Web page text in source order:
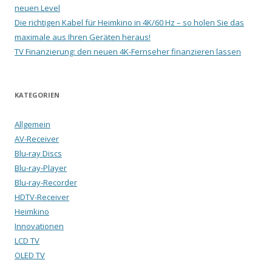
neuen Level
Die richtigen Kabel für Heimkino in 4K/60 Hz – so holen Sie das
maximale aus Ihren Geräten heraus!
TV Finanzierung: den neuen 4K-Fernseher finanzieren lassen
KATEGORIEN
Allgemein
AV-Receiver
Blu-ray Discs
Blu-ray-Player
Blu-ray-Recorder
HDTV-Receiver
Heimkino
Innovationen
LCD TV
OLED TV